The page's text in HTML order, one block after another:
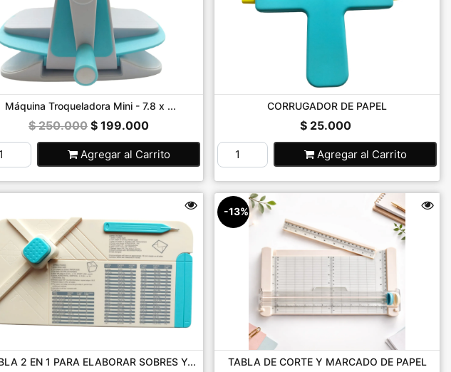
Máquina Troqueladora Mini - 7.8 x ...
$ 250.000 $ 199.000
Agregar al Carrito
CORRUGADOR DE PAPEL
$ 25.000
Agregar al Carrito
2 EN 1 PARA ELABORAR SOBRES Y... TABLA DE CORTE Y MARCADO DE PAPEL
-13%